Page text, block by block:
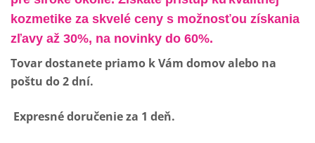
kozmetike za skvelé ceny s možnosťou získania
zľavy až 30%, na novinky do 60%.
Tovar dostanete priamo k Vám domov alebo na
poštu do 2 dní.
Expresné doručenie za 1 deň.